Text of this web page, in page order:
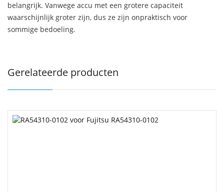
belangrijk. Vanwege accu met een grotere capaciteit
waarschijnlijk groter zijn, dus ze zijn onpraktisch voor
sommige bedoeling.
Gerelateerde producten